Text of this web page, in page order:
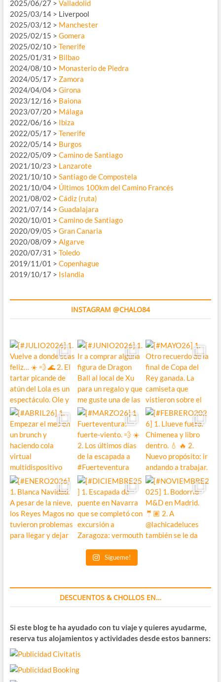
2025/06/27 > Valladolid
2025/03/14 > Liverpool
2025/03/12 > Manchester
2025/02/15 > Gomera
2025/02/10 > Tenerife
2025/01/31 > Bilbao
2024/08/10 > Monasterio de Piedra
2024/05/17 > Zamora
2024/04/04 > Girona
2023/12/16 > Baiona
2023/07/20 > Málaga
2022/06/16 > Ibiza
2022/05/17 > Tenerife
2022/05/14 > Burgos
2022/05/09 > Camino de Santiago
2021/10/23 > Lanzarote
2021/10/10 > Santiago de Compostela
2021/10/04 > Últimos 100km del Camino Francés
2021/08/02 > Cádiz (ruta)
2021/07/14 > Guadalajara
2020/10/01 > Camino de Santiago
2020/09/05 > Gran Canaria
2020/08/09 > Algarve
2020/07/31 > Toledo
2019/11/01 > Copenhague
2019/10/17 > Islandia
INSTAGRAM @CHALO84
Sígueme!
DESCUENTOS & CHOLLOS EN…
Si este blog te ha ayudado con tu viaje y quieres ayudarme,
reserva tus alojamientos y actividades desde estos banners: